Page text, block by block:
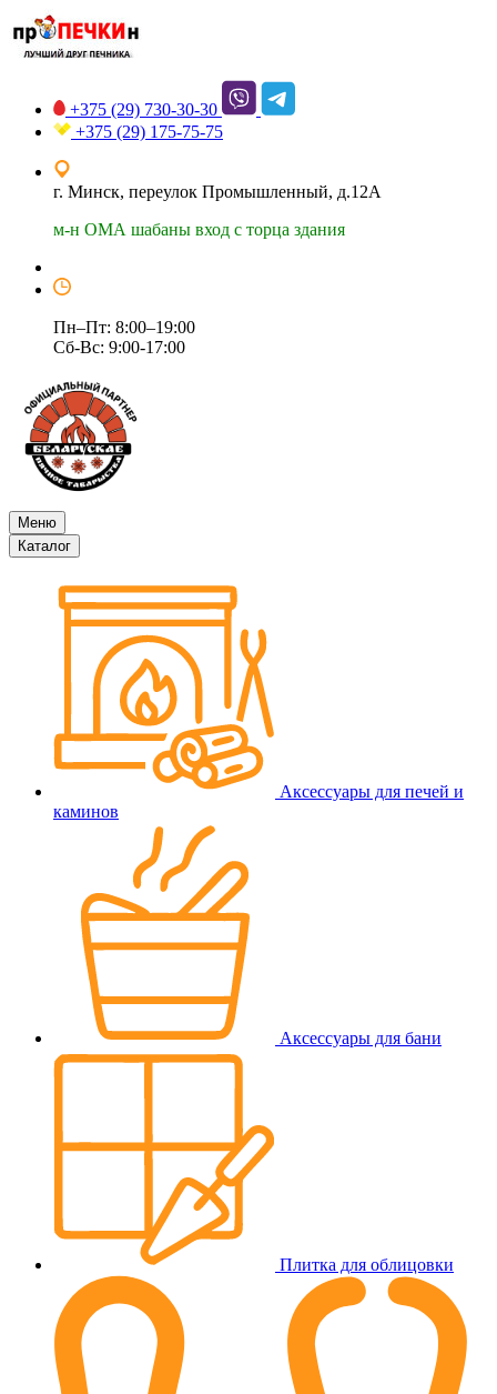
+375 (29) 730-30-30
+375 (29) 175-75-75
г. Минск, переулок Промышленный, д.12А
м-н ОМА шабаны вход с торца здания
Пн–Пт: 8:00–19:00
Сб-Вс: 9:00-17:00
Меню
Каталог
Аксессуары для печей и
каминов
Аксессуары для бани
Плитка для облицовки